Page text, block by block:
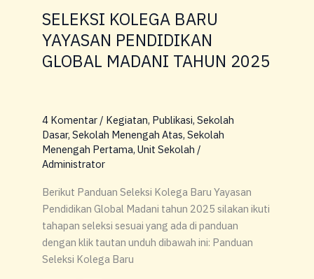
SELEKSI KOLEGA BARU
YAYASAN PENDIDIKAN
GLOBAL MADANI TAHUN 2025
4 Komentar / Kegiatan, Publikasi, Sekolah
Dasar, Sekolah Menengah Atas, Sekolah
Menengah Pertama, Unit Sekolah /
Administrator
Berikut Panduan Seleksi Kolega Baru Yayasan
Pendidikan Global Madani tahun 2025 silakan ikuti
tahapan seleksi sesuai yang ada di panduan
dengan klik tautan unduh dibawah ini: Panduan
Seleksi Kolega Baru